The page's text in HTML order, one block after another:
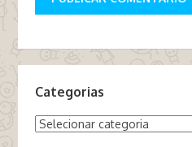
Categorias
Categorias